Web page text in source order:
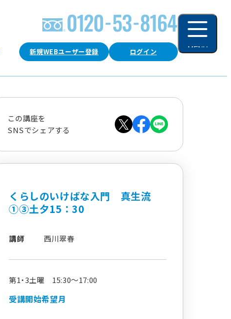
新規WEBユーザー登録 ログイン MENU
この講座を
SNSでシェアする
くらしのいけばな入門 真生流
①③土夕15：30
講師 西川翠春
第1・3土曜 15:30～17:00
受講開始希望月